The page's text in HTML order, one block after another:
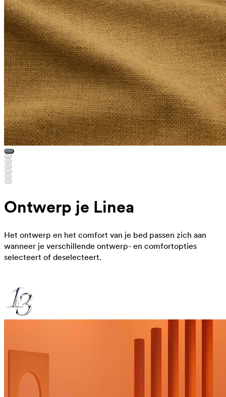
Ontwerp je Linea
Het ontwerp en het comfort van je bed passen zich aan
wanneer je verschillende ontwerp- en comfortopties
selecteert of deselecteert.